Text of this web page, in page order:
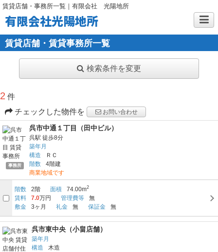
賃貸店舗・事務所一覧｜有限会社 光陽地所
有限会社光陽地所
賃貸店舗・賃貸事務所一覧
検索条件を変更
2 件
チェックした物件を
お問い合わせ
事務所
呉市中通１丁目（田中ビル）
呉駅 徒歩8分
築年月
構造
ＲＣ
階数
4階建
商業地域です
階数 2階 面積 74.00m2
賃料 7.0万円 管理費等
無
敷金
3ヶ月 礼金 無 保証金 無
呉市東中央（小畠店舗）
築年月
構造
木造